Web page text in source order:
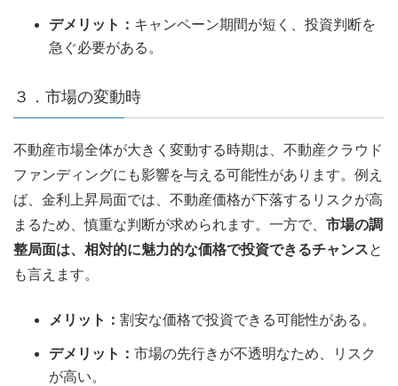
デメリット： キャンペーン期間が短く、投資判断を
急ぐ必要がある。
３．市場の変動時
不動産市場全体が大きく変動する時期は、不動産クラウド
ファンディングにも影響を与える可能性があります。例え
ば、金利上昇局面では、不動産価格が下落するリスクが高
まるため、慎重な判断が求められます。一方で、 市場の調
整局面は、相対的に魅力的な価格で投資できるチャンスと
も言えます。
メリット： 割安な価格で投資できる可能性がある。
デメリット： 市場の先行きが不透明なため、リスク
が高い。